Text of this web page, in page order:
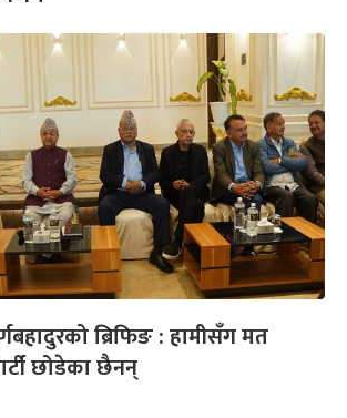
ब्रिफिङ : हामीसँग मत
छोडेका छैनन्